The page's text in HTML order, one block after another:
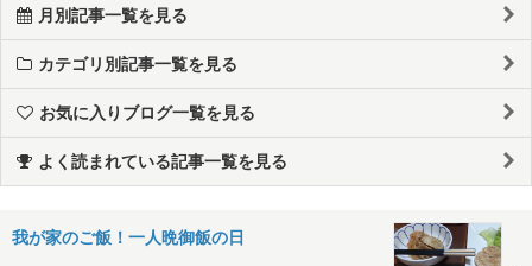
月別記事一覧を見る
カテゴリ別記事一覧を見る
お気に入りブログ一覧を見る
よく読まれている記事一覧を見る
我が家のご飯！一人晩御飯の日